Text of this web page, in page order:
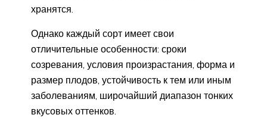
хранятся.
Однако каждый сорт имеет свои
отличительные особенности: сроки
созревания, условия произрастания, форма и
размер плодов, устойчивость к тем или иным
заболеваниям, широчайший диапазон тонких
вкусовых оттенков.